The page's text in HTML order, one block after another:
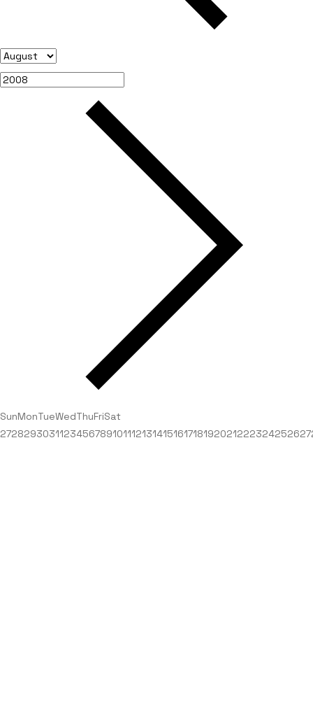
SunMonTueWedThuFriSat
2728293031123456789101112131415161718192021222324252627